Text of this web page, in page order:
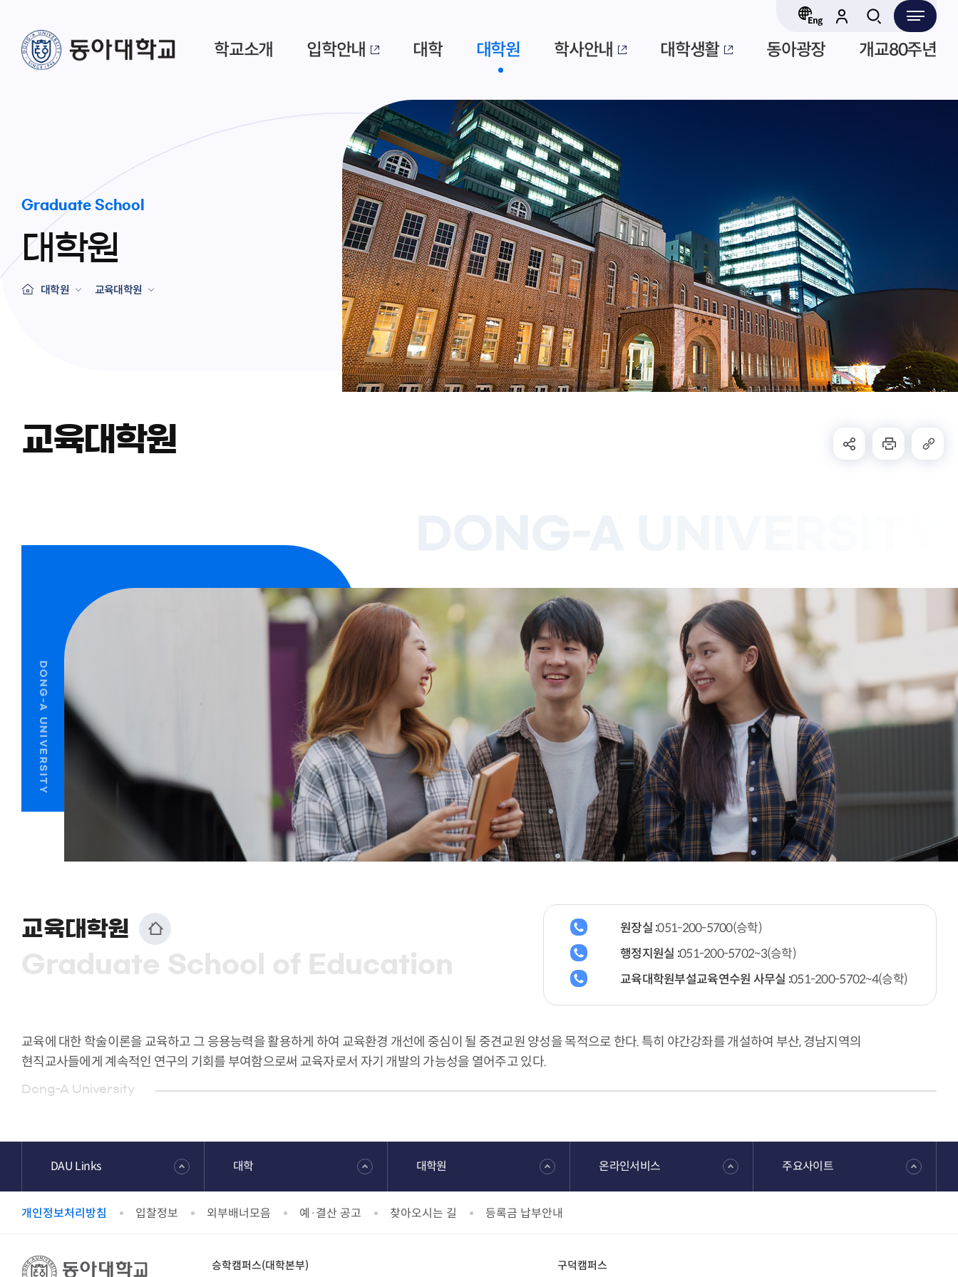
학교소개 입학안내 대학 대학원 학사안내 대학생활 동아광장 개교80주년
Graduate School
대학원
대학원 교육대학원
교육대학원
교육대학원
Graduate School of Education
원장실 :051-200-5700(승학)
행정지원실 :051-200-5702~3(승학)
교육대학원부설교육연수원 사무실 :051-200-5702~4(승학)
교육에 대한 학술이론을 교육하고 그 응용능력을 활용하게 하여 교육환경 개선에 중심이 될 중견교원 양성을 목적으로 한다. 특히 야간강좌를 개설하여 부산, 경남지역의
현직교사들에게 계속적인 연구의 기회를 부여함으로써 교육자로서 자기 개발의 가능성을 열어주고 있다.
Dong-A University
개인정보처리방침 입찰정보 외부배너모음 예·결산 공고 찾아오시는 길 등록금 납부안내
DAU Links 대학 대학원 온라인서비스 주요사이트
승학캠퍼스(대학본부)
구덕캠퍼스